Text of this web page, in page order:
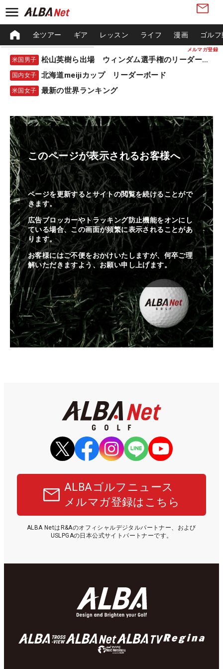
メルマガ登録
全ツアー ギア レッスン ライフ 漫画 ゴル
米国男子 松山英樹ら出場 ウィンダム選手権のリーダーボード
国内女子 北海道meijiカップ リーダーボード
米国女子 最新の世界ランキング
このページが表示されるお客様へ
ページを更新するとサイトの閲覧を続けることがで
きます。
広告ブロッカーやトラッキング防止機能をオンにし
ている場合、この画面が頻繁に表示されることがあ
ります。
お客様にはご不便をおかけいたしますが、何卒ご理
解いただきますよう、お願い申し上げます。
ALBAゴルフニュース
メルマガ登録はこちら
ALBA NetはR&Aのオフィシャルデジタルパートナー、および
USLPGAの日本公式サイトパートナーです。